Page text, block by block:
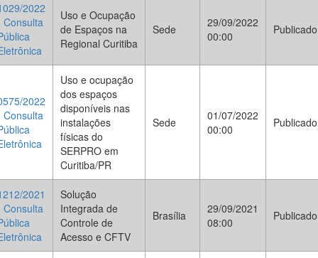
2022
Consulta
Uso e Ocupação
de Espaços na
Regional Curitiba
Sede
29/09/2022
00:00
Publicado
2022
Consulta
Uso e ocupação
dos espaços
disponíveis nas
instalações
físicas do
SERPRO em
Curitiba/PR
Sede
01/07/2022
00:00
Publicado
2021
Consulta
Solução
Integrada de
Controle de
Acesso e CFTV
Brasília
29/09/2021
08:00
Publicado